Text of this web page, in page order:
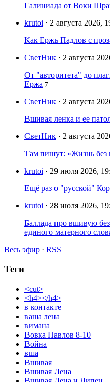
Галиниада от Воки
krutoi · 2 августа 2026,
Как Ержь Падлов с
СветНик · 2 августа
От "авторитета" до
Ержа 7
СветНик · 2 августа
Вшивая ленка и ее
СветНик · 2 августа
Там пишут: «Жизнь без
krutoi · 29 июля 2026,
Ещё раз о "русской"
krutoi · 28 июля 2026,
Баллада про вшивую
единого матерного
Весь эфир · RSS
Теги
<cut>
<h4></h4>
в контакте
ваша лена
вимана
Вовка Павлов 8-10
Война
вша
Вшивая
Вшивая Лена